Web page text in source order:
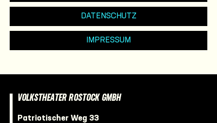
DATENSCHUTZ
IMPRESSUM
VOLKSTHEATER ROSTOCK GMBH
Patriotischer Weg 33